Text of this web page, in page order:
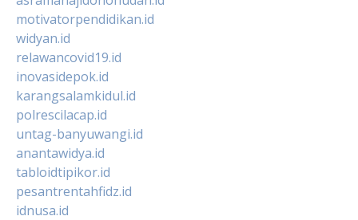
motivatorpendidikan.id
widyan.id
relawancovid19.id
inovasidepok.id
karangsalamkidul.id
polrescilacap.id
untag-banyuwangi.id
anantawidya.id
tabloidtipikor.id
pesantrentahfidz.id
idnusa.id